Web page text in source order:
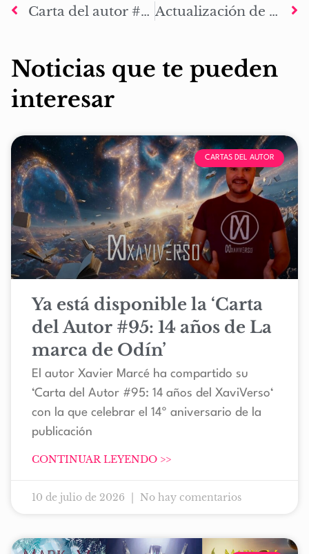
Carta del autor #07: Horizonte infinito Actualización de contenido: V-22 Osprey
Noticias que te pueden
interesar
CARTAS DEL AUTOR
Ya está disponible la ‘Carta
del Autor #95: 14 años de La
marca de Odín’
El autor Xavier Marcé ha compartido su
‘Carta del Autor #95: 14 años del XaviVerso‘
con la que celebrar el 14º aniversario de la
publicación
CONTINUAR LEYENDO >>
10 de julio de 2026 No hay comentarios